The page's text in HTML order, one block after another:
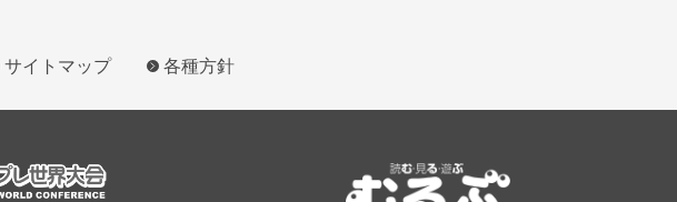
サイトマップ 各種方針